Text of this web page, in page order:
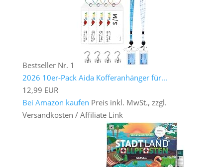
Bestseller Nr. 1
2026 10er-Pack Aida Kofferanhänger für...
12,99 EUR
Bei Amazon kaufen Preis inkl. MwSt., zzgl.
Versandkosten / Affiliate Link